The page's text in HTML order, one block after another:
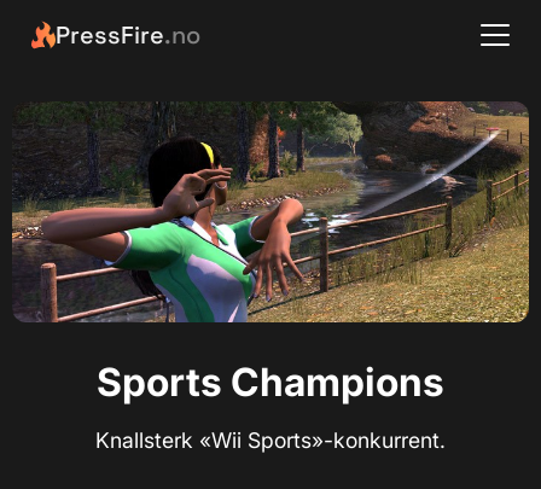
PressFire.no
Sports Champions
Knallsterk «Wii Sports»-konkurrent.